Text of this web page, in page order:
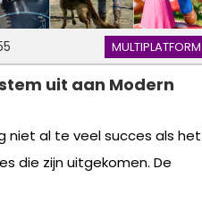
MULTIPLATFORM
uit aan Modern
niet al te veel succes als het
die zijn uitgekomen. De